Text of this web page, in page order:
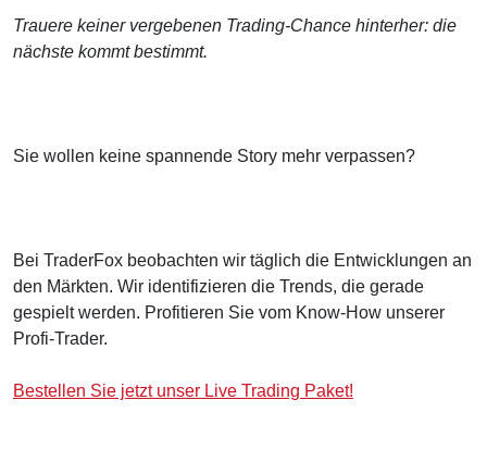
Trauere keiner vergebenen Trading-Chance hinterher: die
nächste kommt bestimmt.
Sie wollen keine spannende Story mehr verpassen?
Bei TraderFox beobachten wir täglich die Entwicklungen an
den Märkten. Wir identifizieren die Trends, die gerade
gespielt werden. Profitieren Sie vom Know-How unserer
Profi-Trader.
Bestellen Sie jetzt unser Live Trading Paket!